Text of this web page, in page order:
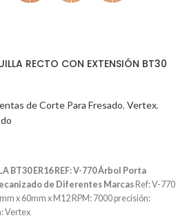
RECTO CON EXTENSIÓN BT30
de Corte Para Fresado, Vertex,
BT30 ER16 REF: V-770Árbol Porta
de Diferentes Marcas Ref: V-770
x 60mm x M12 RPM: 7000 precisión:
Vertex